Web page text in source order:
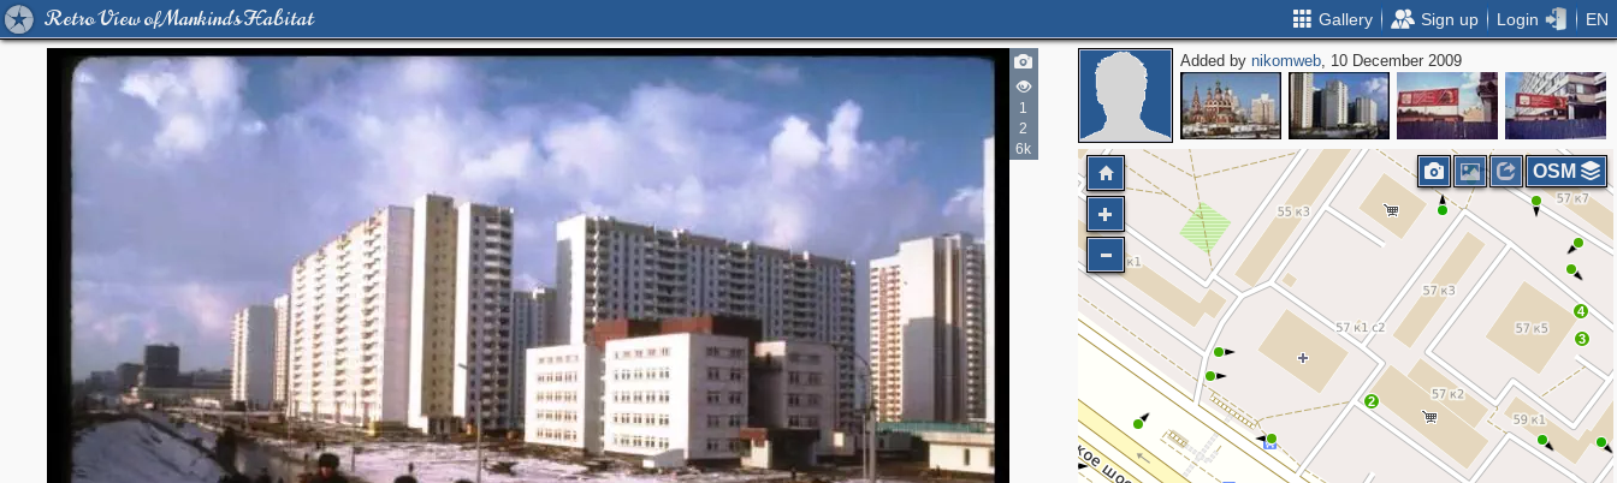
Retro View of Mankind's Habitat Gallery Sign up Login EN
1
2
6k
Added bynikomweb, 10 December 2009
2
3
4
OSM